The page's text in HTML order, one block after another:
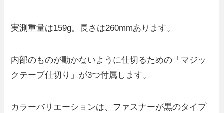
実測重量は159g。長さは260mmあります。
内部のものが動かないように仕切るための「マジッ
クテープ仕切り」が3つ付属します。
カラーバリエーションは、ファスナーが黒のタイプ